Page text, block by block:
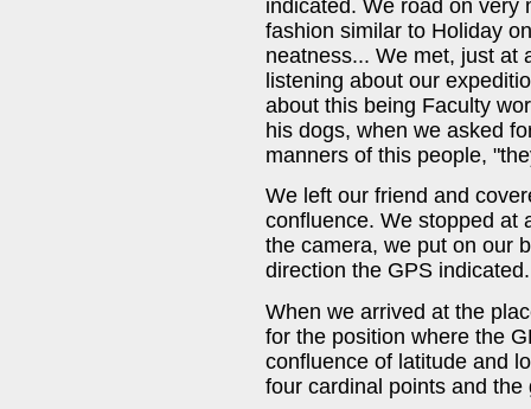
indicated. We road on very
fashion similar to Holiday
neatness... We met, just at
listening about our
about this being Faculty
his dogs, when we asked
manners of this people,
We left our friend and
confluence. We stopped at
the camera, we put on our
direction the GPS indicated.
When we arrived at the
for the position where the
confluence of latitude and
four cardinal points and